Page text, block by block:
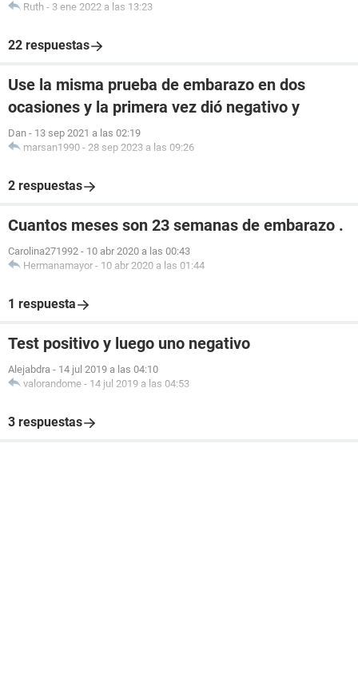
Ruth - 3 ene 2022 a las 13:23
22 respuestas
Use la misma prueba de embarazo en dos
ocasiones y la primera vez dió negativo y
Dan - 13 sep 2021 a las 02:19
marsan1990 - 28 sep 2023 a las 09:26
2 respuestas
Cuantos meses son 23 semanas de embarazo .
Carolina271992 - 10 abr 2020 a las 00:43
Hermanamayor - 10 abr 2020 a las 01:44
1 respuesta
Test positivo y luego uno negativo
Alejabdra - 14 jul 2019 a las 04:10
valorandome - 14 jul 2019 a las 04:53
3 respuestas